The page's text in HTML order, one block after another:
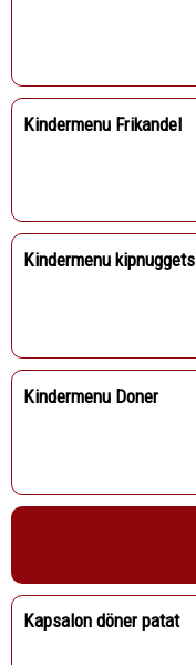
Kindermenu Frikandel
Kindermenu kipnuggets
Kindermenu Doner
Kapsalon döner patat